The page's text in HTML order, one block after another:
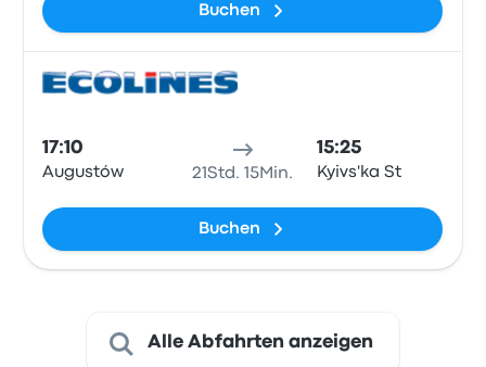
Buchen
17:10
Augustów 21Std. 15Min.
15:25
Kyivs'ka St
Buchen
Alle Abfahrten anzeigen